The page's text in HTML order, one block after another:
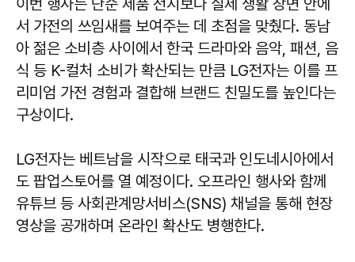
이번 행사는 단순 제품 전시보다 실제 생활 장면 안에
서 가전의 쓰임새를 보여주는 데 초점을 맞췄다. 동남
아 젊은 소비층 사이에서 한국 드라마와 음악, 패션, 음
식 등 K-컬처 소비가 확산되는 만큼 LG전자는 이를 프
리미엄 가전 경험과 결합해 브랜드 친밀도를 높인다는
구상이다.
LG전자는 베트남을 시작으로 태국과 인도네시아에서
도 팝업스토어를 열 예정이다. 오프라인 행사와 함께
유튜브 등 사회관계망서비스(SNS) 채널을 통해 현장
영상을 공개하며 온라인 확산도 병행한다.